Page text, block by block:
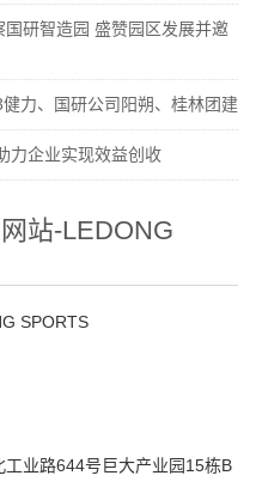
研智造园 盛赞园区发展并邀
力、国研公司阳朔、桂林团建
力企业实现效益创收
站-LEDONG
SPORTS
业路644号巨大产业园15栋B